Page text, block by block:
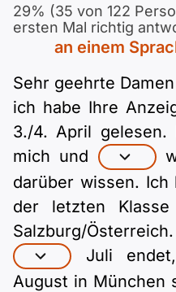
ÖIF
ÖSD
Pflege (telc)
Ukrainisch
Russisch
Polnisch
A1 Goethe
A1 ÖIF
A2 telc
A2 Goethe
A2 ÖIF
B1 DTZ
B1 Beruf
B1 telc
B1 Goethe
B1 ÖIF
B1 ÖSD
B2 Allgemein
B2 Beruf
B2 telc
B2 Goethe
B2 Pflege (telc)
Webinare
Mehr Tools
Online-Kurse
Einbürgerungstest
Spiele
29% (35 von 122
ersten Mal richtig
an einem
Sehr geehrte
ich habe Ihre
3./4. April gelesen.
mich und
darüber wissen. Ich
der letzten
Salzburg/
Juli
August in München